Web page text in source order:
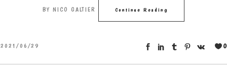
BY NICO GALTIER Continue Reading
2021/06/29 0